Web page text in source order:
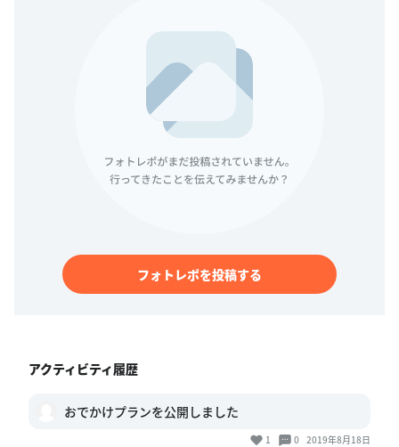
フォトレポを投稿する
アクティビティ履歴
おでかけプランを公開しました
1 0 2019年8月18日